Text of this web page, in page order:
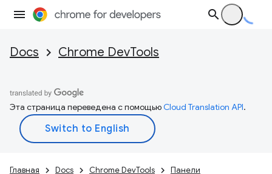
Docs Chrome DevTools
Эта страница переведена с помощьюCloud Translation API.
Главная Docs Chrome DevTools Панели